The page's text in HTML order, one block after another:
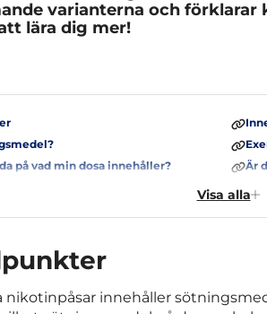
varianterna och förklarar
lära dig mer!
på vad min dosa innehåller?
Är
Visa alla
nikotinpåsar innehåller